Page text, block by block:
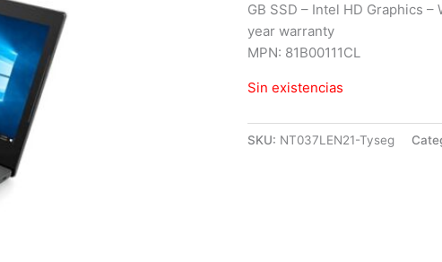
GB SSD – Intel HD Graphics
year warranty
MPN: 81B00111CL
Sin existencias
SKU: NT037LEN21-Tyseg